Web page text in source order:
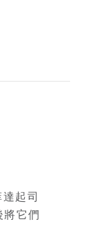
起司
它們